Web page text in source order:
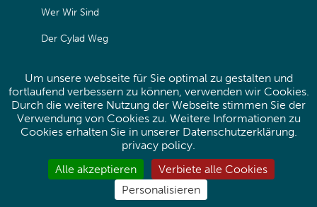
LinkedinInstagram
Wer Wir Sind
Der Cylad Weg
Impressum
Datenschutzerklärung
Site map
Um unsere webseite für Sie optimal zu gestalten und
fortlaufend verbessern zu können, verwenden wir Cookies.
Durch die weitere Nutzung der Webseite stimmen Sie der
Verwendung von Cookies zu. Weitere Informationen zu
Cookies erhalten Sie in unserer Datenschutzerklärung.
privacy policy.
Alle akzeptieren
Verbiete alle Cookies
Personalisieren